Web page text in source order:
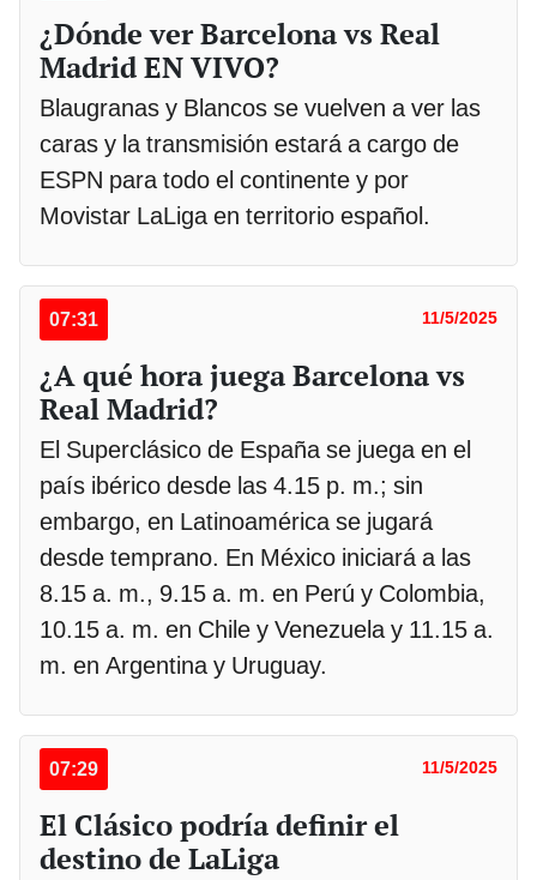
¿Dónde ver Barcelona vs Real
Madrid EN VIVO?
Blaugranas y Blancos se vuelven a ver las
caras y la transmisión estará a cargo de
ESPN para todo el continente y por
Movistar LaLiga en territorio español.
07:31 11/5/2025
¿A qué hora juega Barcelona vs
Real Madrid?
El Superclásico de España se juega en el
país ibérico desde las 4.15 p. m.; sin
embargo, en Latinoamérica se jugará
desde temprano. En México iniciará a las
8.15 a. m., 9.15 a. m. en Perú y Colombia,
10.15 a. m. en Chile y Venezuela y 11.15 a.
m. en Argentina y Uruguay.
07:29 11/5/2025
El Clásico podría definir el
destino de LaLiga